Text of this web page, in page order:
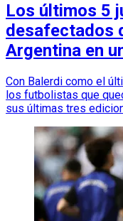
Los últimos 5
desafectados
Argentina en
Con Balerdi como el
los futbolistas que
sus últimas tres